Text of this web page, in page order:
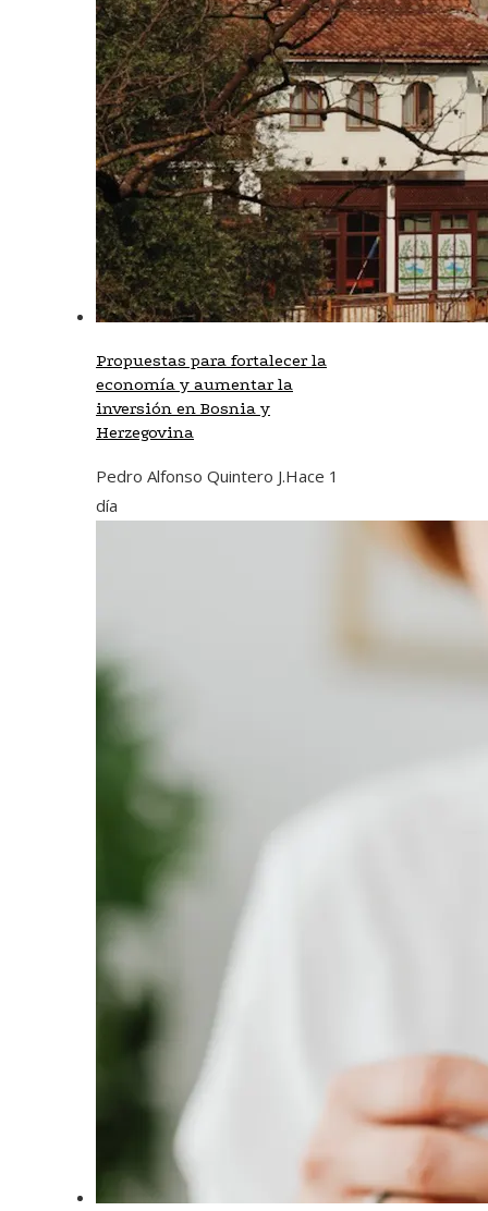
Propuestas para fortalecer la
economía y aumentar la
inversión en Bosnia y
Herzegovina
Pedro Alfonso Quintero J.Hace 1
día